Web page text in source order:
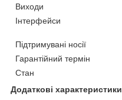
Виходи
Інтерфейси
Підтримувані носії
Гарантійний термін
Стан
Додаткові характеристики